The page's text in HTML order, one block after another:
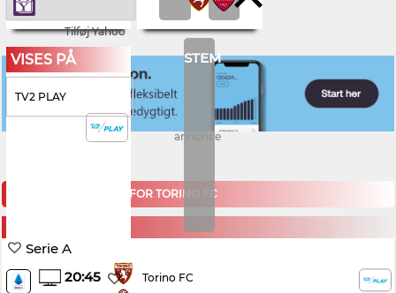
Tilføj Yahoo
STEM
VISES PÅ
TV2 PLAY
annonce
KOMMENDE KAMPE FOR TORINO FC
Serie A
20:45
Torino FC